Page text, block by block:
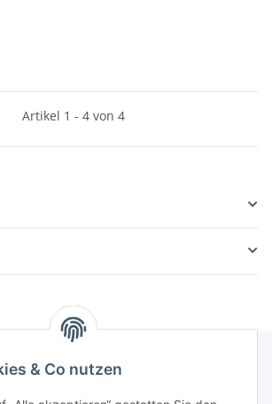
& Co nutzen
Artikel 1 - 4 von 4